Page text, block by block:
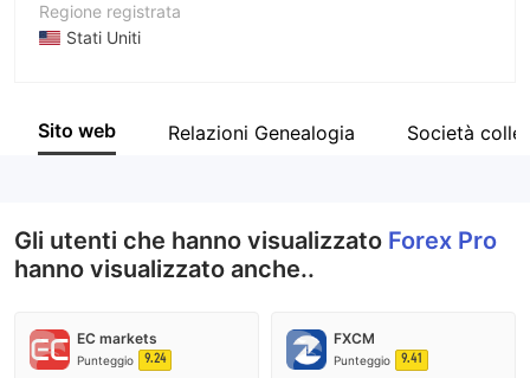
Regione registrata
Stati Uniti
Azienda
Sito web Relazioni Genealogia Società
Gli utenti che hanno visualizzato Forex Pro
hanno visualizzato anche..
EC markets
Punteggio 9.24
FXCM
Punteggio 9.41